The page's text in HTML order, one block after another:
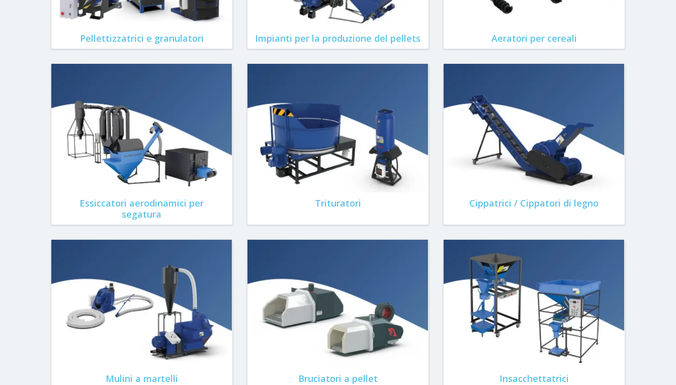
Pellettizzatrici e granulatori Impianti per la produzione del pellets Aeratori per cereali
Essiccatori aerodinamici per
segatura
Trituratori Cippatrici / Cippatori di legno
Mulini a martelli Bruciatori a pellet Insacchettatrici